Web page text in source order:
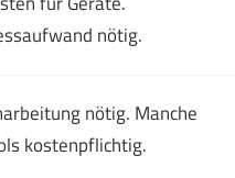
nötig.
nötig. Manche
kostenpflichtig.